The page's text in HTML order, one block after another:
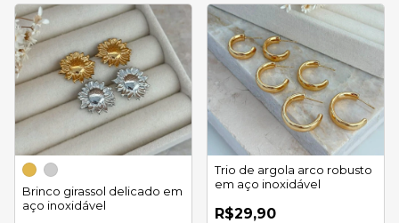
Brinco girassol delicado em
aço inoxidável
Trio de argola arco robusto
em aço inoxidável
R$29,90